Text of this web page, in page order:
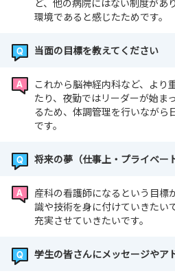
ど、他の病院にはない制度があ
環境であると感じたためです。
当面の目標を教えてください
これから脳神経内科など、より
たり、夜勤ではリーダーが始ま
るため、体調管理を行いながら
です。
将来の夢（仕事上・プライベー
産科の看護師になるという目標
識や技術を身に付けていきたい
充実させていきたいです。
学生の皆さんにメッセージやア